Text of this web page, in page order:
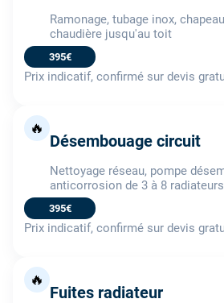
Ramonage, tubage inox,
chaudière jusqu'au toit
395€
Prix indicatif, confirmé sur devis
🔥
Désembouage circuit
Nettoyage réseau, pompe
anticorrosion de 3 à 8 radiateurs
395€
Prix indicatif, confirmé sur devis
🔥
Fuites radiateur